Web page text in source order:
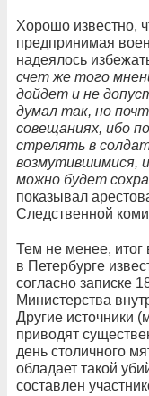
Хорошо известно,
предпринимая
надеялось
счет же того
дойдет и не
думал так, но
совещаниях, ибо
стрелять в
возмутившимися,
можно будет
показывал
Следственной
Тем не менее, итог
в Петербурге
согласно записке
Министерства
Другие источники
приводят
день столичного
обладает такой
составлен